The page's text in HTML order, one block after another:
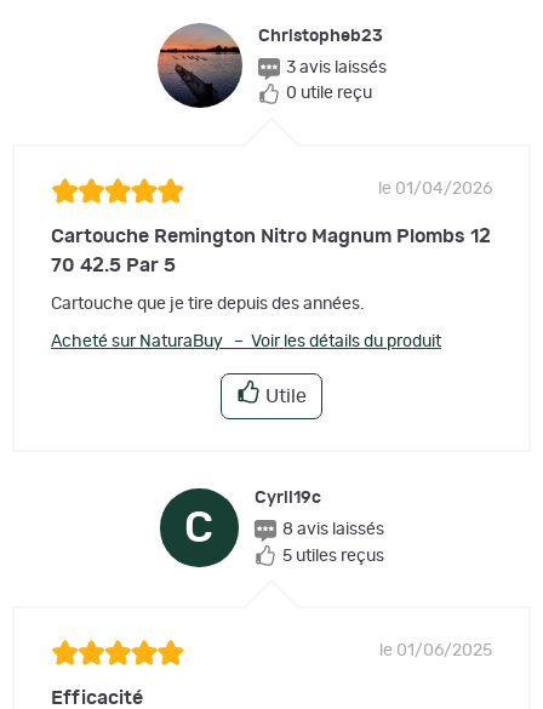
Christopheb23
3 avis laissés
0 utile reçu
le 01/04/2026
Cartouche Remington Nitro Magnum Plombs 12
70 42.5 Par 5
Cartouche que je tire depuis des années.
Acheté sur NaturaBuy – Voir les détails du produit
Utile
C
Cyril19c
8 avis laissés
5 utiles reçus
le 01/06/2025
Efficacité